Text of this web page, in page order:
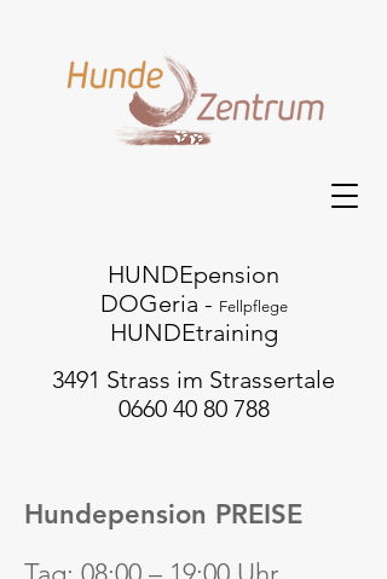
HUNDEpension
DOGeria - Fellpflege
HUNDEtraining
3491 Strass im Strassertale
0660 40 80 788
Hundepension PREISE